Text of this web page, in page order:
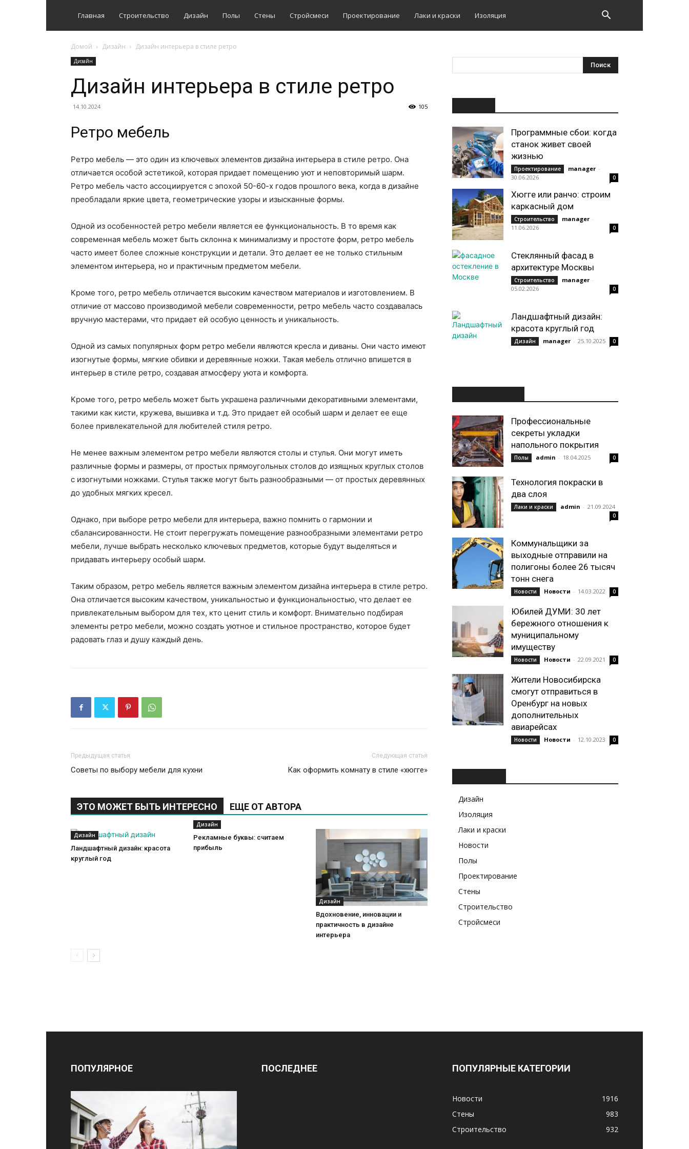
Главная Строительство Дизайн Полы Стены Стройсмеси Проектирование Лаки и краски Изоляция
Домой Дизайн Дизайн интерьера в стиле ретро
Дизайн
Дизайн интерьера в стиле ретро
14.10.2024 105
Ретро мебель
Ретро мебель — это один из ключевых элементов дизайна интерьера в стиле ретро. Она
отличается особой эстетикой, которая придает помещению уют и неповторимый шарм.
Ретро мебель часто ассоциируется с эпохой 50-60-х годов прошлого века, когда в дизайне
преобладали яркие цвета, геометрические узоры и изысканные формы.
Одной из особенностей ретро мебели является ее функциональность. В то время как
современная мебель может быть склонна к минимализму и простоте форм, ретро мебель
часто имеет более сложные конструкции и детали. Это делает ее не только стильным
элементом интерьера, но и практичным предметом мебели.
Кроме того, ретро мебель отличается высоким качеством материалов и изготовлением. В
отличие от массово производимой мебели современности, ретро мебель часто создавалась
вручную мастерами, что придает ей особую ценность и уникальность.
Одной из самых популярных форм ретро мебели являются кресла и диваны. Они часто имеют
изогнутые формы, мягкие обивки и деревянные ножки. Такая мебель отлично впишется в
интерьер в стиле ретро, создавая атмосферу уюта и комфорта.
Кроме того, ретро мебель может быть украшена различными декоративными элементами,
такими как кисти, кружева, вышивка и т.д. Это придает ей особый шарм и делает ее еще
более привлекательной для любителей стиля ретро.
Не менее важным элементом ретро мебели являются столы и стулья. Они могут иметь
различные формы и размеры, от простых прямоугольных столов до изящных круглых столов
с изогнутыми ножками. Стулья также могут быть разнообразными — от простых деревянных
до удобных мягких кресел.
Однако, при выборе ретро мебели для интерьера, важно помнить о гармонии и
сбалансированности. Не стоит перегружать помещение разнообразными элементами ретро
мебели, лучше выбрать несколько ключевых предметов, которые будут выделяться и
придавать интерьеру особый шарм.
Таким образом, ретро мебель является важным элементом дизайна интерьера в стиле ретро.
Она отличается высоким качеством, уникальностью и функциональностью, что делает ее
привлекательным выбором для тех, кто ценит стиль и комфорт. Внимательно подбирая
элементы ретро мебели, можно создать уютное и стильное пространство, которое будет
радовать глаз и душу каждый день.
Предыдущая статья
Советы по выбору мебели для кухни
Следующая статья
Как оформить комнату в стиле «хюгге»
ЭТО МОЖЕТ БЫТЬ ИНТЕРЕСНО ЕЩЕ ОТ АВТОРА
Дизайн
Ландшафтный дизайн: красота
круглый год
Дизайн
Рекламные буквы: считаем
прибыль
Дизайн
Вдохновение, инновации и
практичность в дизайне
интерьера
Программные сбои: когда
станок живет своей
жизнью
Проектирование manager -
30.06.2026
0
Хюгге или ранчо: строим
каркасный дом
Строительство manager -
11.06.2026
0
Стеклянный фасад в
архитектуре Москвы
Строительство manager -
05.02.2026
0
Ландшафтный дизайн:
красота круглый год
Дизайн manager - 25.10.2025 0
Профессиональные
секреты укладки
напольного покрытия
Полы admin - 18.04.2025 0
Технология покраски в
два слоя
Лаки и краски admin - 21.09.2024
0
Коммунальщики за
выходные отправили на
полигоны более 26 тысяч
тонн снега
Новости Новости - 14.03.2022 0
Юбилей ДУМИ: 30 лет
бережного отношения к
муниципальному
имуществу
Новости Новости - 22.09.2021 0
Жители Новосибирска
смогут отправиться в
Оренбург на новых
дополнительных
авиарейсах
Новости Новости - 12.10.2023 0
Дизайн
Изоляция
Лаки и краски
Новости
Полы
Проектирование
Стены
Строительство
Стройсмеси
ПОПУЛЯРНОЕ ПОСЛЕДНЕЕ ПОПУЛЯРНЫЕ КАТЕГОРИИ
Новости
1916
Стены
983
Строительство
932